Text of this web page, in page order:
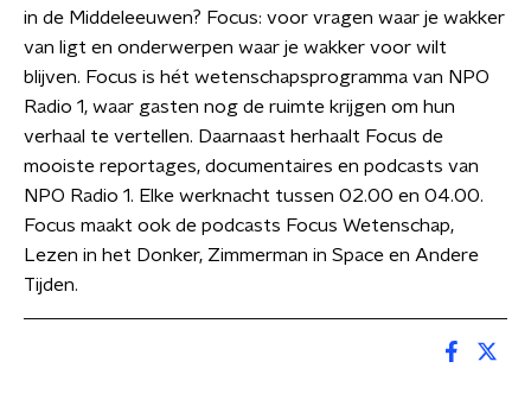
in de Middeleeuwen? Focus: voor vragen waar je wakker
van ligt en onderwerpen waar je wakker voor wilt
blijven. Focus is hét wetenschapsprogramma van NPO
Radio 1, waar gasten nog de ruimte krijgen om hun
verhaal te vertellen. Daarnaast herhaalt Focus de
mooiste reportages, documentaires en podcasts van
NPO Radio 1. Elke werknacht tussen 02.00 en 04.00.
Focus maakt ook de podcasts Focus Wetenschap,
Lezen in het Donker, Zimmerman in Space en Andere
Tijden.